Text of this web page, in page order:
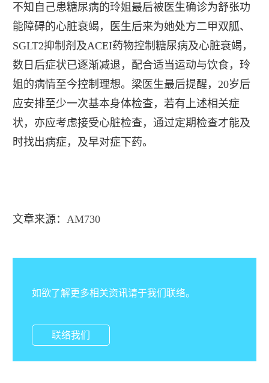
不知自己患糖尿病的玲姐最后被医生确诊为舒张功
能障碍的心脏衰竭，医生后来为她处方二甲双胍、
SGLT2抑制剂及ACEI药物控制糖尿病及心脏衰竭，
数日后症状已逐渐减退，配合适当运动与饮食，玲
姐的病情至今控制理想。梁医生最后提醒，20岁后
应安排至少一次基本身体检查，若有上述相关症
状，亦应考虑接受心脏检查，通过定期检查才能及
时找出病症，及早对症下药。
文章来源： AM730
如欲了解更多相关资讯请于我们联络。
联络我们